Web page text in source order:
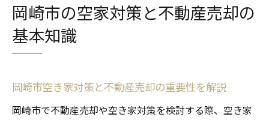
れ
不動産売却時に押さえたい岡崎市条例のポ
空き家活用を考えるなら不動産売却が有効な理
由
岡崎市の空家対策と不動産売却の
基本知識
岡崎市空き家対策と不動産売却の重要性を解説
岡崎市で不動産売却や空き家対策を検討する際、空き家